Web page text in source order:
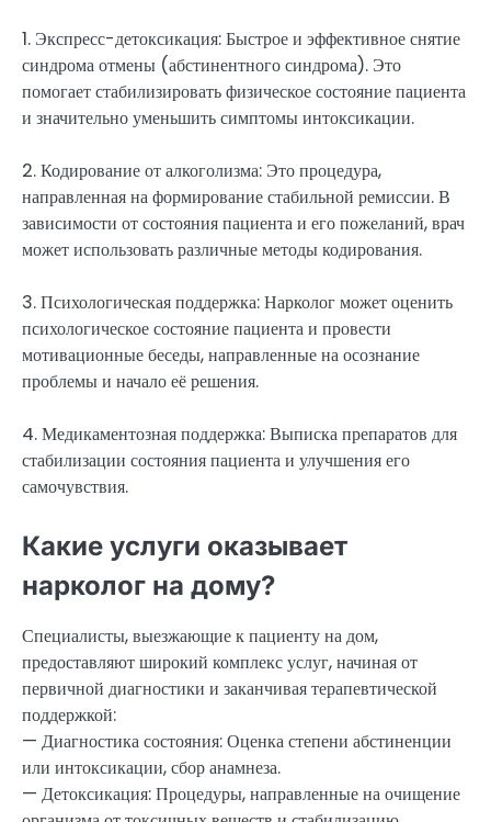
1. Экспресс-детоксикация: Быстрое и эффективное снятие
синдрома отмены (абстинентного синдрома). Это
помогает стабилизировать физическое состояние пациента
и значительно уменьшить симптомы интоксикации.
2. Кодирование от алкоголизма: Это процедура,
направленная на формирование стабильной ремиссии. В
зависимости от состояния пациента и его пожеланий, врач
может использовать различные методы кодирования.
3. Психологическая поддержка: Нарколог может оценить
психологическое состояние пациента и провести
мотивационные беседы, направленные на осознание
проблемы и начало её решения.
4. Медикаментозная поддержка: Выписка препаратов для
стабилизации состояния пациента и улучшения его
самочувствия.
Какие услуги оказывает
нарколог на дому?
Специалисты, выезжающие к пациенту на дом,
предоставляют широкий комплекс услуг, начиная от
первичной диагностики и заканчивая терапевтической
поддержкой:
— Диагностика состояния: Оценка степени абстиненции
или интоксикации, сбор анамнеза.
— Детоксикация: Процедуры, направленные на очищение